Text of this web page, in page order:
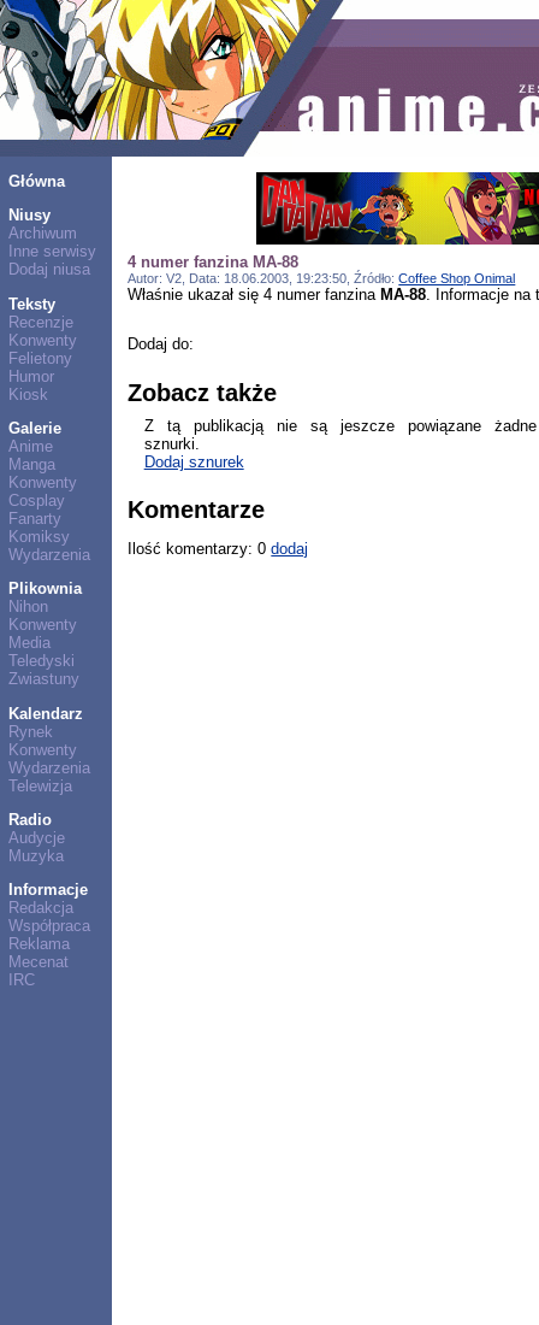
Główna
Niusy
Archiwum
Inne serwisy
Dodaj niusa
Teksty
Recenzje
Konwenty
Felietony
Humor
Kiosk
Galerie
Anime
Manga
Konwenty
Cosplay
Fanarty
Komiksy
Wydarzenia
Plikownia
Nihon
Konwenty
Media
Teledyski
Zwiastuny
Kalendarz
Rynek
Konwenty
Wydarzenia
Telewizja
Radio
Audycje
Muzyka
Informacje
Redakcja
Współpraca
Reklama
Mecenat
IRC
4 numer fanzina MA-88
Autor: V2, Data: 18.06.2003, 19:23:50, Źródło:Coffee Shop Onimal
Właśnie ukazał się 4 numer fanzinaMA-88 . Informacje
Dodaj do:
Zobacz także
Z tą publikacją nie są jeszcze powiązane żadne
sznurki.
Dodaj sznurek
Komentarze
Ilość komentarzy: 0dodaj